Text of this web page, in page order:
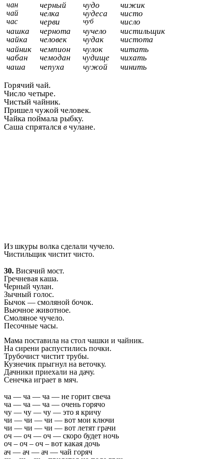
чан
черный чудо чижик
чай челка чудеса чисто
час черви чуб
число
чашка
чернота чучело
чистильщик
чайка
человек чудак
чистота
чайник
чемпион чулок
читать
чабан
чемодан чудище
чихать
чаша
чепуха чужой
чинить
Горячий чай.
Число четыре.
Чистый чайник.
Пришел чужой человек.
Чайка поймала рыбку.
Саша спрятался в чулане.
Из шкуры волка сделали чучело.
Чистильщик чистит чисто.
30. Висячий мост.
Гречневая каша.
Черный чулан.
Зычный голос.
Бычок — смоляной бочок.
Вьючное животное.
Смоляное чучело.
Песочные часы.
Мама поставила на стол чашки и чайник.
На сирени распустились почки.
Трубочист чистит трубы.
Кузнечик прыгнул на веточку.
Дачники приехали на дачу.
Сенечка играет в мяч.
ча — ча — ча — не горит свеча
ча — ча — ча — очень горячо
чу — чу — чу — это я кричу
чи — чи — чи — вот мои ключи
чи — чи — чи — вот летят грачи
оч — оч — оч — скоро будет ночь
оч – оч – оч – вот какая дочь
ач — ач — ач — чай горяч